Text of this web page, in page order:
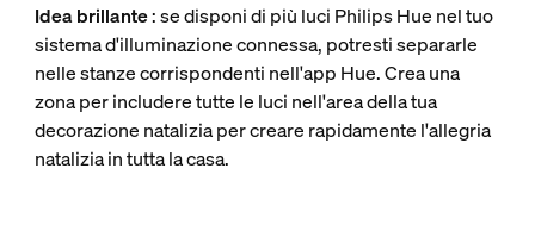
Idea brillante: se disponi di più luci Philips Hue nel tuo
sistema d'illuminazione connessa, potresti separarle
nelle stanze corrispondenti nell'app Hue. Crea una
zona per includere tutte le luci nell'area della tua
decorazione natalizia per creare rapidamente l'allegria
natalizia in tutta la casa.